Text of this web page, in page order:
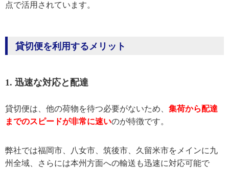
点で活用されています。
貸切便を利用するメリット
1. 迅速な対応と配達
貸切便は、他の荷物を待つ必要がないため、 集荷から配達
までのスピードが非常に速いのが特徴です。
弊社では福岡市、八女市、筑後市、久留米市をメインに九
州全域、さらには本州方面への輸送も迅速に対応可能で